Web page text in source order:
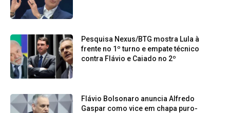
Pesquisa Nexus/BTG mostra Lula à
frente no 1º turno e empate técnico
contra Flávio e Caiado no 2º
Flávio Bolsonaro anuncia Alfredo
Gaspar como vice em chapa puro-